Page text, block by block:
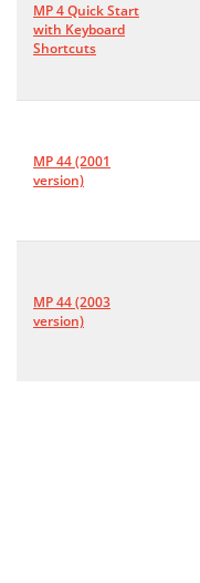
MP 4 Quick Start
with Keyboard
Shortcuts
MP 44 (2001
version)
MP 44 (2003
version)